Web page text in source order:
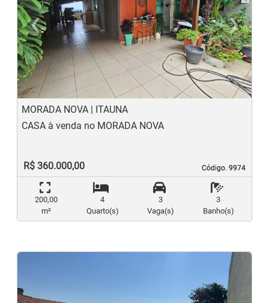
‹
Previous
›
MORADA NOVA | ITAUNA
Código. 9974
Código. 9974
CASA à venda no MORADA NOVA
R$ 360.000,00
200,00
m²
4
Quarto(s)
3
Vaga(s)
3
Banho(s)